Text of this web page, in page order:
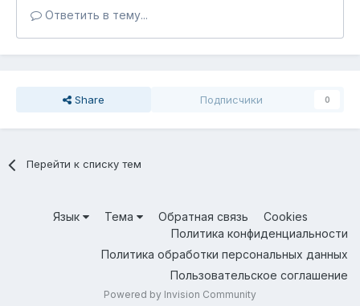
Ответить в тему...
Share Подписчики 0
Перейти к списку тем
Язык Тема Обратная связь
Cookies
Политика конфиденциальности
Политика обработки персональных данных
Пользовательское соглашение
Powered by Invision Community